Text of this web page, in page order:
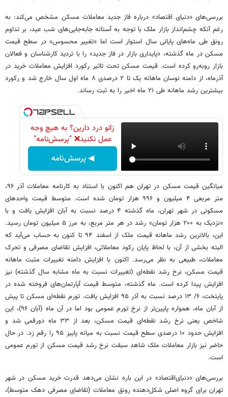
بررسی‌های «دنیای اقتصاد» درباره فاز جدید معاملات مسکن مشخص می‌کند: به
رغم آنکه چشم‌انداز بازار ملک با توجه به آستانه جابه‌جایی‌های شب عید، بر تداوم
رونق طی ماه‌های پایانی سال استوار است اما «تغییر محسوس» در سطح قیمت
مسکن در ماه گذشته، «پایداری بازار در فاز جدید» را با تردید کارشناسان و فعالان
بازار روبه‌رو کرده است. قیمت مسکن تحت تاثیر رکورد افزایش معاملات خرید در
آذرماه، از دامنه نوسان ماهانه یک تا ۲ درصدی ۸ ماه اول سال خارج شد و رکورد
بیشترین رشد ماهانه طی ۲۱ ماه اخیر را به ثبت رساند.
زانو درد دارین؟ به هیچ وجه
عمل نکنید❌ "پرسش‌نامه"
◀ پرسش‌نامه
میانگین قیمت مسکن در تهران هم اکنون با استناد به کارنامه معاملات آذر ۹۶،
متر مربعی ۴ میلیون و ۹۹۶ هزار تومان شده است. متوسط قیمت واحدهای
مسکونی در شهر تهران، ماه گذشته ۴ درصد نسبت به آبان افزایش یافت و با
«نزدیک به ۲۰۰ هزار تومان» رشد در هر متر مربع، به مرز ۵ میلیون تومان رسید.
این، بالاترین رشد ماهانه قیمت ملک از اسفند ۹۴ تا کنون به حساب می‌آید که
البته بخشی از آن، با لحاظ پایان رکود معاملاتی، افزایش تقاضای مصرفی و تحرک
معاملات، طبیعی به نظر می‌رسد. اکنون با افزایش دامنه تغییرات مثبت ماهانه
قیمت مسکن، نرخ رشد نقطه‌ای (تغییرات نسبت به ماه مشابه سال گذشته) نیز
افزایش پیدا کرده است. ماه گذشته، متوسط قیمت آپارتمان‌های فروخته شده در
پایتخت، ۶/ ۱۳ درصد نسبت به آذر ۹۵ افزایش یافت. تورم نقطه‌ای مسکن تا پیش
از آبان ماه، همواره پایین‌تر از نرخ تورم عمومی بود اما در آن ماه (آبان ۹۶)، این
شاخص یعنی نرخ رشد نقطه‌ای قیمت مسکن، بعد از ۳۳ ماه دورقمی شد و
افزایش حدود ۱۰ درصدی سطح قیمت نسبت به میانه پاییز ۹۵ را رقم زد. در حال
حاضر نیز بازار معاملات ملک شاهد سبقت نرخ رشد قیمت مسکن از تورم عمومی
است.
بررسی‌های «دنیای‌اقتصاد» در این باره نشان می‌دهد قدرت خرید مسکن در شهر
تهران برای گروه اصلی شکل‌دهنده رونق معاملات (تقاضای مصرفی دهک متوسط)،